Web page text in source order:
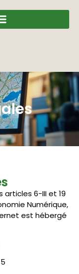
6-III et 19
Numérique,
est hébergé